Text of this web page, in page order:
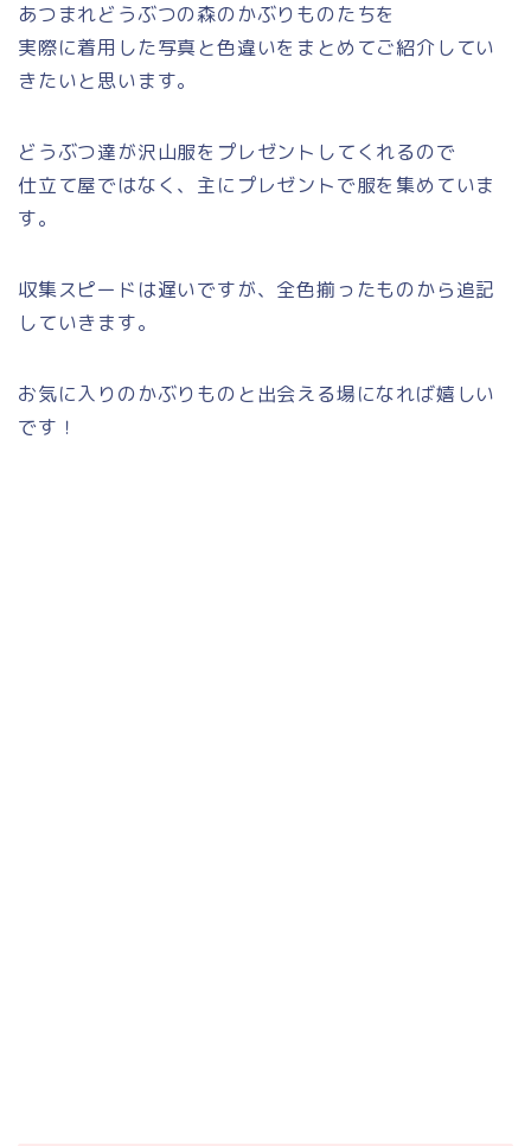
あつまれどうぶつの森のかぶりものたちを
実際に着用した写真と色違いをまとめてご紹介してい
きたいと思います。
どうぶつ達が沢山服をプレゼントしてくれるので
仕立て屋ではなく、主にプレゼントで服を集めていま
す。
収集スピードは遅いですが、全色揃ったものから追記
していきます。
お気に入りのかぶりものと出会える場になれば嬉しい
です！